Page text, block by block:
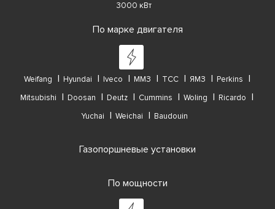
3000 кВт
По марке двигателя
Weifang Hyundai Iveco ММЗ ТСС ЯМЗ
Perkins
Mitsubishi
Doosan Deutz Cummins Woling
Ricardo
Yuchai
Weichai Baudouin
Газопоршневые установки
По мощности